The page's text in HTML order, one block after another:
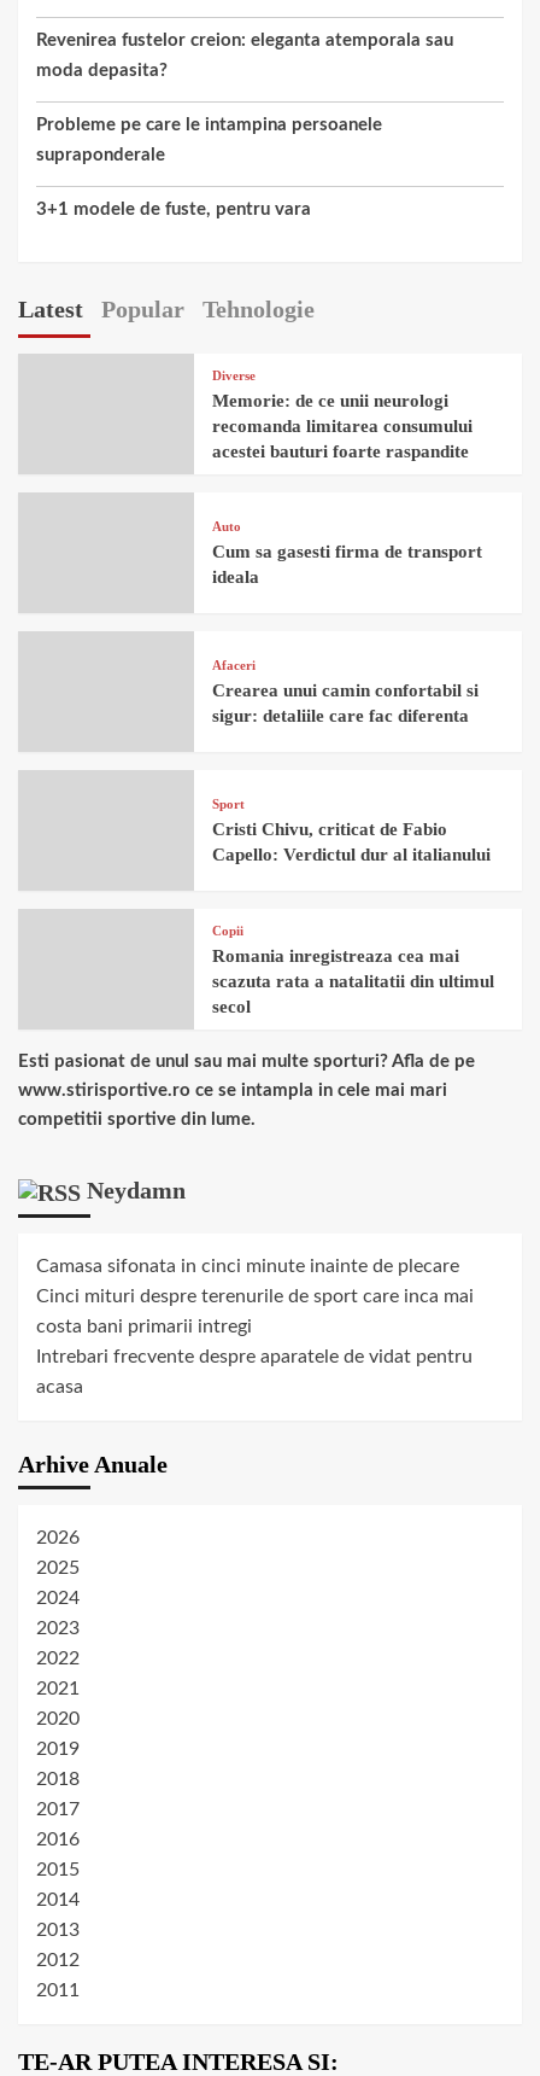
Revenirea fustelor creion: eleganta atemporala sau
moda depasita?
Probleme pe care le intampina persoanele
supraponderale
3+1 modele de fuste, pentru vara
Latest Popular Tehnologie
Diverse
Memorie: de ce unii neurologi
recomanda limitarea consumului
acestei bauturi foarte raspandite
Auto
Cum sa gasesti firma de transport
ideala
Afaceri
Crearea unui camin confortabil si
sigur: detaliile care fac diferenta
Sport
Cristi Chivu, criticat de Fabio
Capello: Verdictul dur al italianului
Copii
Romania inregistreaza cea mai
scazuta rata a natalitatii din ultimul
secol
Esti pasionat de unul sau mai multe sporturi? Afla de pe
www.stirisportive.ro ce se intampla in cele mai mari
competitii sportive din lume.
Neydamn
Camasa sifonata in cinci minute inainte de plecare
Cinci mituri despre terenurile de sport care inca mai
costa bani primarii intregi
Intrebari frecvente despre aparatele de vidat pentru
acasa
Arhive Anuale
2026
2025
2024
2023
2022
2021
2020
2019
2018
2017
2016
2015
2014
2013
2012
2011
TE-AR PUTEA INTERESA SI: